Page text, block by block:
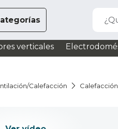
verticales
Calefacción Calefacción